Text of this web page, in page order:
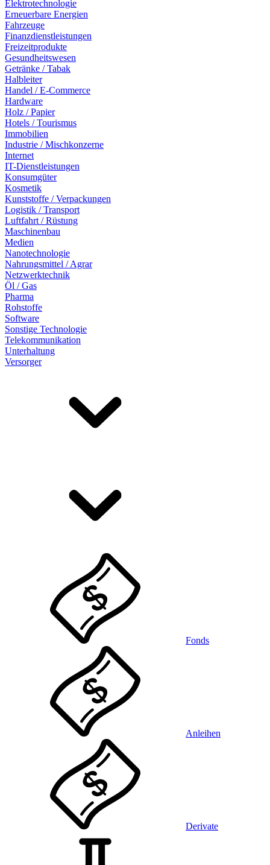
Elektrotechnologie
Erneuerbare Energien
Fahrzeuge
Finanzdienstleistungen
Freizeitprodukte
Gesundheitswesen
Getränke / Tabak
Halbleiter
Handel / E-Commerce
Hardware
Holz / Papier
Hotels / Tourismus
Immobilien
Industrie / Mischkonzerne
Internet
IT-Dienstleistungen
Konsumgüter
Kosmetik
Kunststoffe / Verpackungen
Logistik / Transport
Luftfahrt / Rüstung
Maschinenbau
Medien
Nanotechnologie
Nahrungsmittel / Agrar
Netzwerktechnik
Öl / Gas
Pharma
Rohstoffe
Software
Sonstige Technologie
Telekommunikation
Unterhaltung
Versorger
Fonds
Anleihen
Derivate